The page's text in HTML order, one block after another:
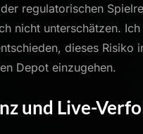
regulatorischen
nicht unterschätzen. Ich
dieses Risiko
Depot einzugehen.
und Live-